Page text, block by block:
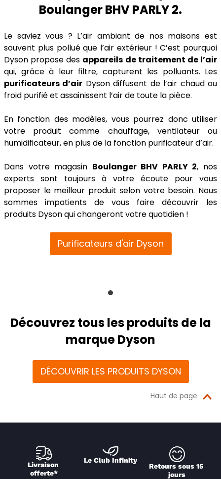
Boulanger BHV PARLY 2.
Le saviez vous ? L’air ambiant de nos maisons est
souvent plus pollué que l’air extérieur ! C’est pourquoi
Dyson propose des appareils de traitement de l’air
qui, grâce à leur filtre, capturent les polluants. Les
purificateurs d’air Dyson diffusent de l’air chaud ou
froid purifié et assainissent l’air de toute la pièce.
En fonction des modèles, vous pourrez donc utiliser
votre produit comme chauffage, ventilateur ou
humidificateur, en plus de la fonction purificateur d’air.
Dans votre magasin Boulanger BHV PARLY 2, nos
experts sont toujours à votre écoute pour vous
proposer le meilleur produit selon votre besoin. Nous
sommes impatients de vous faire découvrir les
produits Dyson qui changeront votre quotidien !
Purificateurs d'air Dyson
Découvrez tous les produits de la
marque Dyson
DÉCOUVRIR LES PRODUITS DYSON
Haut de page
Livraison
offerte*
Le Club Infinity
Retours sous 15
jours